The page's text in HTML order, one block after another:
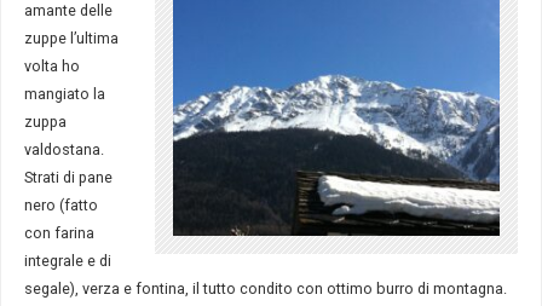
amante delle
zuppe l’ultima
volta ho
mangiato la
zuppa
valdostana.
Strati di pane
nero (fatto
con farina
integrale e di
segale), verza e fontina, il tutto condito con ottimo burro di montagna.